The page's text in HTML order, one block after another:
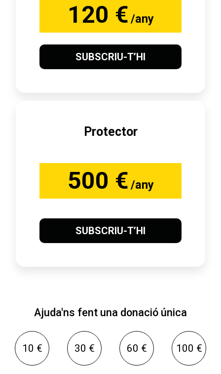
120 € /any
SUBSCRIU-T’HI
Protector
500 € /any
SUBSCRIU-T’HI
Ajuda'ns fent una donació única
10 € 30 € 60 € 100 €